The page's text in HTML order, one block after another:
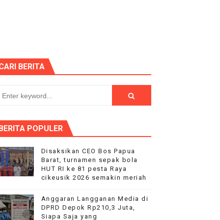
Sutarman
Desa Maju dan Mandiri
RI ke-81
Tani Hanya Terima Sebagian
bagi Seluruh Bangsa
"Proyek Siluman
BERITA
POPULER
Disaksikan CEO Bos Papua
Barat, turnamen sepak bola
HUT RI ke 81 pesta Raya
cikeusik 2026 semakin meriah
Anggaran Langganan Media di
DPRD Depok Rp210,3 Juta,
Siapa Saja yang